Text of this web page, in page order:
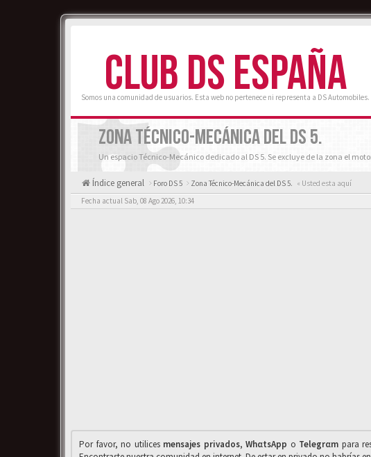
CLUB DS ESPAÑA
Somos una comunidad de usuarios. Esta web no pertenece ni representa a DS Automobiles.
ZONA TÉCNICO-MECÁNICA DEL DS 5.
Un espacio Técnico-Mecánico dedicado al DS 5. Se excluye de la zona el
Índice general Foro DS 5 Zona Técnico-Mecánica del DS 5. « Usted esta aquí
Fecha actual Sab, 08 Ago 2026, 10:34
Por favor, no utilices mensajes privados,WhαtsApp o Telegrαm para